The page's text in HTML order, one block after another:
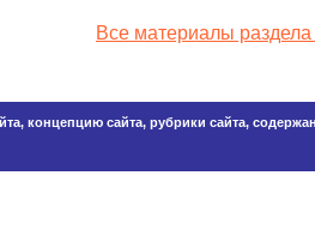
Все материалы
концепцию сайта, рубрики сайта,